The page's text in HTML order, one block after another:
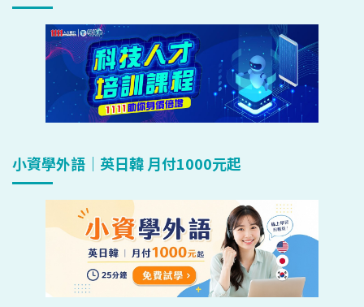
小資學外語｜英日韓 月付1000元起